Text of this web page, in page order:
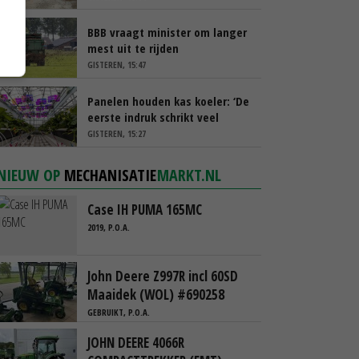
BBB vraagt minister om langer
mest uit te rijden
GISTEREN, 15:47
Panelen houden kas koeler: ‘De
eerste indruk schrikt veel
tuinders af’
GISTEREN, 15:27
OP MECHANISATIEMARKT.NL
Case IH PUMA 165MC
2019, P.O.A.
John Deere Z997R incl 60SD
Maaidek (WOL) #690258
GEBRUIKT, P.O.A.
JOHN DEERE 4066R